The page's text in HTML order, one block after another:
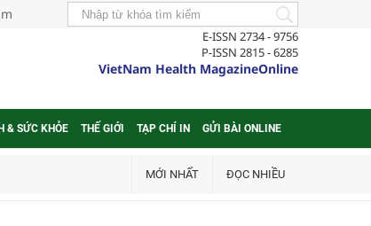
E-ISSN 2734 - 9756
P-ISSN 2815 - 6285
VietNam Health MagazineOnline
& SỨC KHỎE THẾ GIỚI TẠP CHÍ IN GỬI BÀI ONLINE
MỚI NHẤT ĐỌC NHIỀU